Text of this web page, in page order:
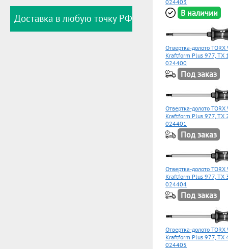
Доставка в любую точку РФ
024403
В наличии
Отвертка-долото TORX
Kraftform Plus 977,
024400
Под заказ
Отвертка-долото TORX
Kraftform Plus 977,
024401
Под заказ
Отвертка-долото TORX
Kraftform Plus 977,
024404
Под заказ
Отвертка-долото TORX
Kraftform Plus 977,
024405